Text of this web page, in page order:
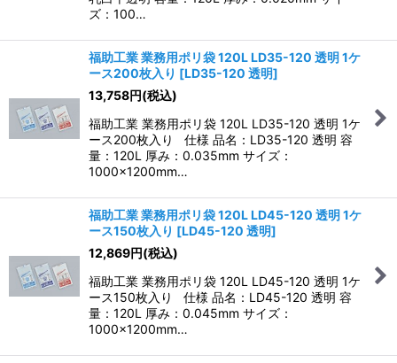
ズ：100…
福助工業 業務用ポリ袋 120L LD35-120 透明 1ケ
ース200枚入り [LD35-120 透明]
13,758円(税込)
福助工業 業務用ポリ袋 120L LD35-120 透明 1ケ
ース200枚入り 仕様 品名：LD35-120 透明 容
量：120L 厚み：0.035mm サイズ：
1000×1200mm…
福助工業 業務用ポリ袋 120L LD45-120 透明 1ケ
ース150枚入り [LD45-120 透明]
12,869円(税込)
福助工業 業務用ポリ袋 120L LD45-120 透明 1ケ
ース150枚入り 仕様 品名：LD45-120 透明 容
量：120L 厚み：0.045mm サイズ：
1000×1200mm…